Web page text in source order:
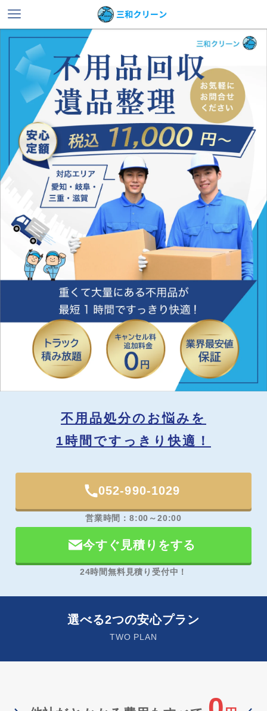
不用品処分のお悩みを
1時間ですっきり快適！
052-990-1029
営業時間：8:00～20:00
今すぐ見積りをする
24時間無料見積り受付中！
選べる2つの安心プラン
TWO PLAN